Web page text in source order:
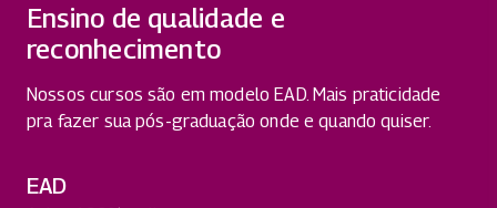
Ensino de qualidade e
reconhecimento
Nossos cursos são em modelo EAD. Mais praticidade
pra fazer sua pós-graduação onde e quando quiser.
EAD